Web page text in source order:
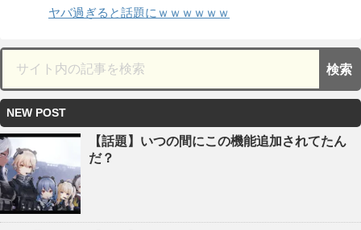
ヤバ過ぎると話題にｗｗｗｗｗｗ
NEW POST
【話題】いつの間にこの機能追加されてたん
だ？